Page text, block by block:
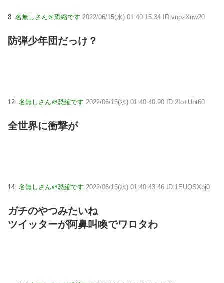
8: 名無しさん＠恐縮です 2022/06/15(水) 01:40:15.34 ID:vnpzXnw20
防弾少年団だっけ？
12: 名無しさん＠恐縮です 2022/06/15(水) 01:40:40.90 ID:2Io+Ubt60
全世界に衝撃が
14: 名無しさん＠恐縮です 2022/06/15(水) 01:40:43.46 ID:1EUQSXbj0
ガチのやつみたいね
ツイッターが阿鼻叫喚でワロタわ